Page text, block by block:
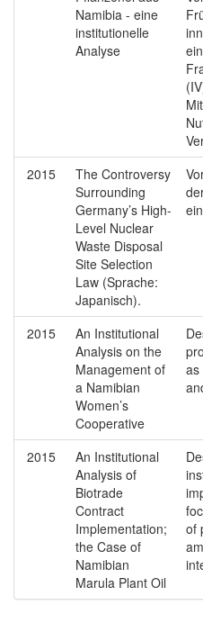
Namibia - eine
institutionelle
Analyse
2015
The Controversy
Surrounding
Germany’s High-
Level Nuclear
Waste Disposal
Site Selection
Law (Sprache:
Japanisch).
2015
An Institutional
Analysis on the
Management of
a Namibian
Women’s
Cooperative
as
2015
An Institutional
Analysis of
Biotrade
Contract
Implementation;
the Case of
Namibian
Marula Plant Oil
of